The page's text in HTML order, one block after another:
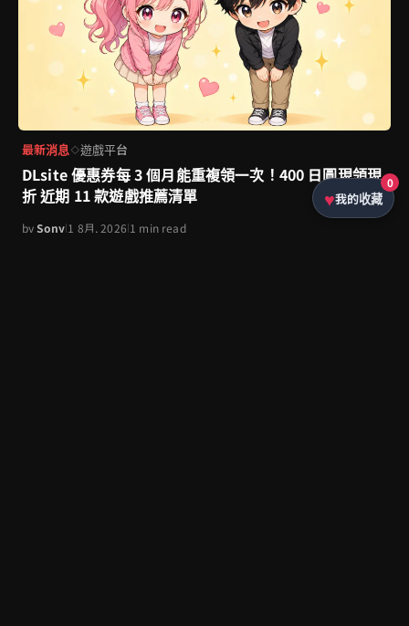
最新消息◇遊戲平台
DLsite 優惠券每 3 個月能重複領一次！400 日圓現領現
折 近期 11 款遊戲推薦清單
bySony|1 8月, 2026|1 min read
我的收藏
0